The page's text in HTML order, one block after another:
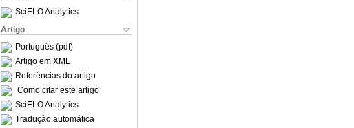
SciELO Analytics
Artigo
Português (pdf)
Artigo em XML
Referências do artigo
Como citar este artigo
SciELO Analytics
Tradução automática